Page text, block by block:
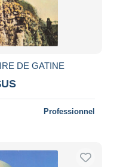
DE GATINE
Professionnel